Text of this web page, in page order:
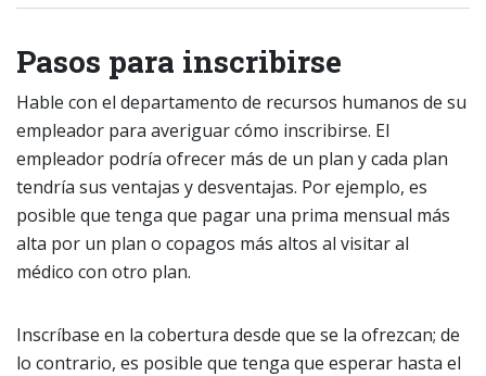
Pasos para inscribirse
Hable con el departamento de recursos humanos de su
empleador para averiguar cómo inscribirse. El
empleador podría ofrecer más de un plan y cada plan
tendría sus ventajas y desventajas. Por ejemplo, es
posible que tenga que pagar una prima mensual más
alta por un plan o copagos más altos al visitar al
médico con otro plan.
Inscríbase en la cobertura desde que se la ofrezcan; de
lo contrario, es posible que tenga que esperar hasta el